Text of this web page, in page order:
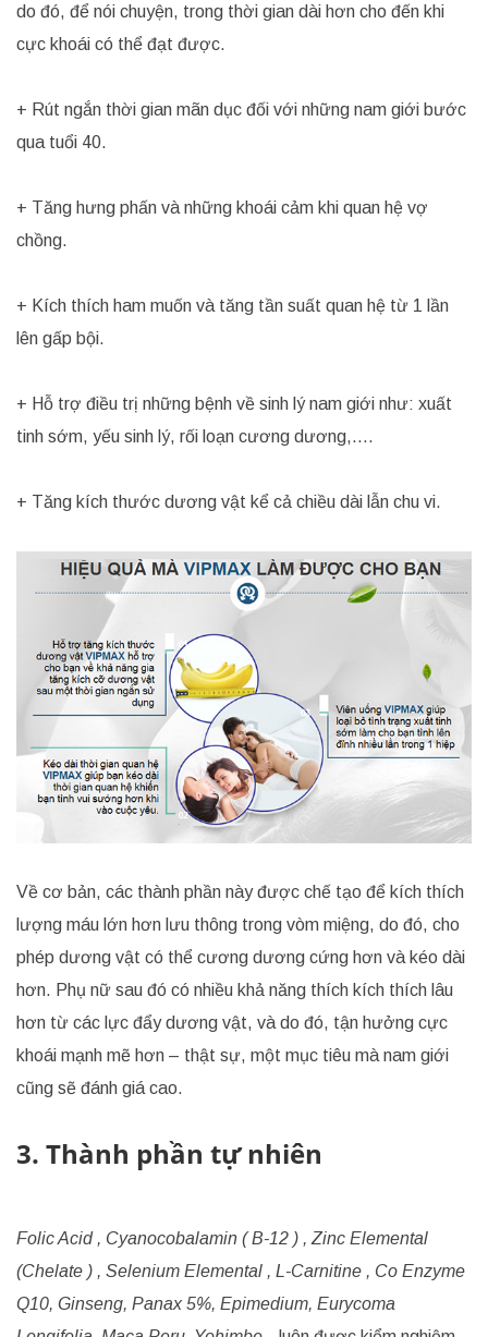
do đó, để nói chuyện, trong thời gian dài hơn cho đến khi
cực khoái có thể đạt được.
+ Rút ngắn thời gian mãn dục đối với những nam giới bước
qua tuổi 40.
+ Tăng hưng phấn và những khoái cảm khi quan hệ vợ
chồng.
+ Kích thích ham muốn và tăng tần suất quan hệ từ 1 lần
lên gấp bội.
+ Hỗ trợ điều trị những bệnh về sinh lý nam giới như: xuất
tinh sớm, yếu sinh lý, rối loạn cương dương,….
+ Tăng kích thước dương vật kể cả chiều dài lẫn chu vi.
Về cơ bản, các thành phần này được chế tạo để kích thích
lượng máu lớn hơn lưu thông trong vòm miệng, do đó, cho
phép dương vật có thể cương dương cứng hơn và kéo dài
hơn. Phụ nữ sau đó có nhiều khả năng thích kích thích lâu
hơn từ các lực đẩy dương vật, và do đó, tận hưởng cực
khoái mạnh mẽ hơn – thật sự, một mục tiêu mà nam giới
cũng sẽ đánh giá cao.
3. Thành phần tự nhiên
Folic Acid , Cyanocobalamin ( B-12 ) , Zinc Elemental
(Chelate ) , Selenium Elemental , L-Carnitine , Co Enzyme
Q10, Ginseng, Panax 5%, Epimedium, Eurycoma